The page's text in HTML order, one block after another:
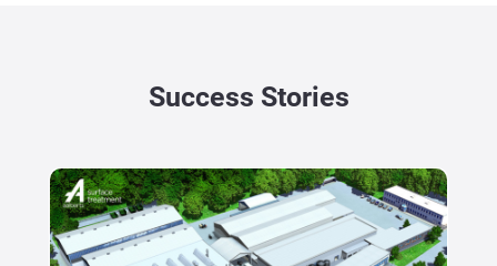
Success Stories